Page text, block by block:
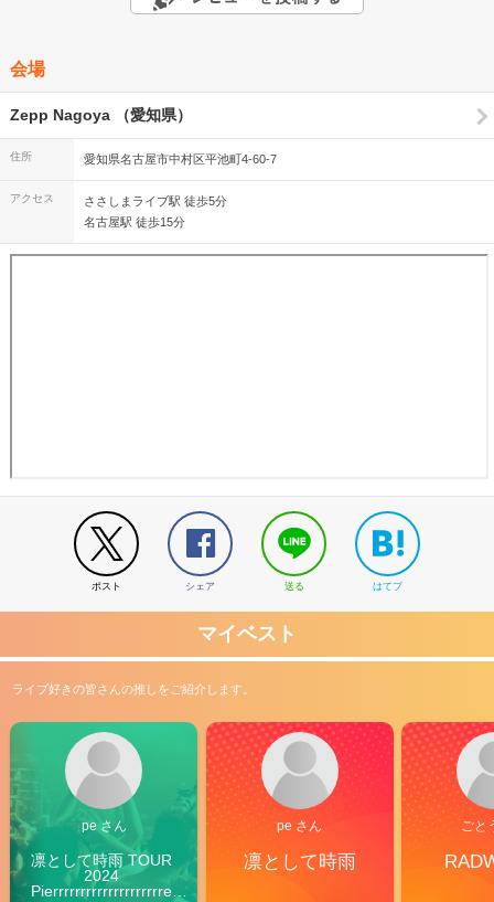
会場
Zepp Nagoya （愛知県）
住所 愛知県名古屋市中村区平池町4-60-7
アクセス
ささしまライブ駅 徒歩5分
名古屋駅 徒歩15分
ポスト シェア 送る はてブ
マイベスト
ライブ好きの皆さんの推しをご紹介します。
pe さん
凛として時雨 TOUR
2024
Pierrrrrrrrrrrrrrrrrrrre
pe さん
凛として時雨
ごと